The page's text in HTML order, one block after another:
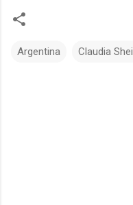
Argentina Claudia